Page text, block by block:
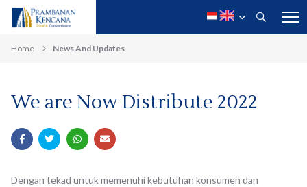
Home News And Updates
We are Now Distribute 2022
Dengan tekad untuk memenuhi kebutuhan konsumen dan